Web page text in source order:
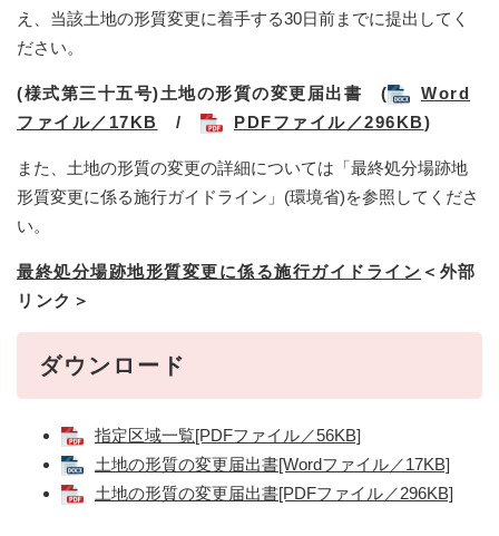
え、当該土地の形質変更に着手する30日前までに提出してく
ださい。
(様式第三十五号)土地の形質の変更届出書 (
Word
ファイル／17KB / PDFファイル／296KB)
また、土地の形質の変更の詳細については「最終処分場跡地
形質変更に係る施行ガイドライン」(環境省)を参照してくださ
い。
最終処分場跡地形質変更に係る施行ガイドライン ＜外部
リンク＞
ダウンロード
指定区域一覧[PDFファイル／56KB]
土地の形質の変更届出書[Wordファイル／17KB]
土地の形質の変更届出書[PDFファイル／296KB]